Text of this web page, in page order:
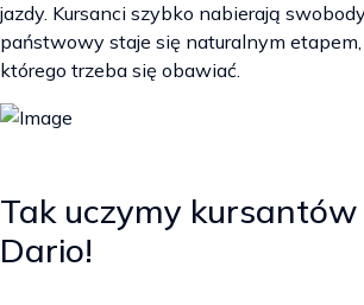
jazdy. Kursanci szybko nabierają
państwowy staje się naturalnym
którego trzeba się obawiać.
Tak uczymy kursantów
Dario!